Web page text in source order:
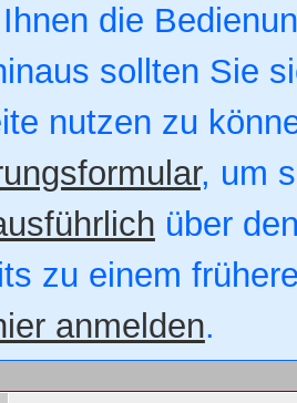
die
sollten Sie
nutzen zu
, um
über
zu einem
anmelden.